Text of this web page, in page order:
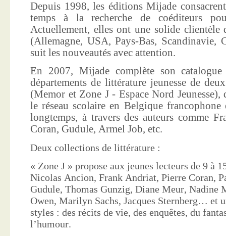
Depuis 1998, les éditions Mijade
temps à la recherche de coéditeurs
Actuellement, elles ont une solide clientèle
(Allemagne, USA, Pays-Bas, Scandinavie,
suit les nouveautés avec attention.
En 2007, Mijade complète son
départements de littérature jeunesse de
(Memor et Zone J - Espace Nord
le réseau scolaire en Belgique francophone
longtemps, à travers des auteurs comme
Coran, Gudule, Armel Job, etc.
Deux collections de littérature :
« Zone J » propose aux jeunes lecteurs de 9 à
Nicolas Ancion, Frank Andriat, Pierre Coran,
Gudule, Thomas Gunzig, Diane Meur, Nadine
Owen, Marilyn Sachs, Jacques Sternberg… et
styles : des récits de vie, des enquêtes, du
l’humour.